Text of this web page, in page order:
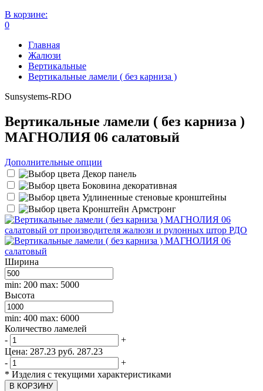
В корзине:
0
Главная
Жалюзи
Вертикальные
Вертикальные ламели ( без карниза )
Sunsystems-RDO
Вертикальные ламели ( без карниза )
МАГНОЛИЯ 06 салатовый
Дополнительные опции
Декор панель
Боковина декоративная
Удлиненные стеновые кронштейны
Кронштейн Армстронг
Ширина
min: 200 max: 5000
Высота
min: 400 max: 6000
Количество ламелей
-
+
Цена: 287.23 руб. 287.23
-
+
* Изделия с текущими характеристиками